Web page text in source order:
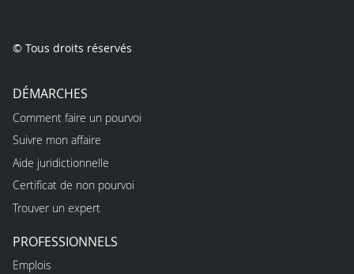
© Tous droits réservés
DÉMARCHES
Comment faire un pourvoi
Suivre mon affaire
Aide juridictionnelle
Certificat de non pourvoi
Trouver un expert
PROFESSIONNELS
Emplois